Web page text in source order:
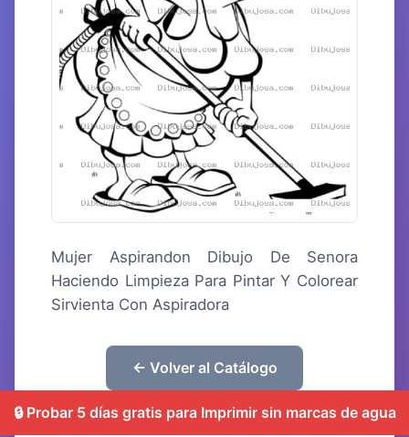
Mujer Aspirandon Dibujo De Senora
Haciendo Limpieza Para Pintar Y Colorear
Sirvienta Con Aspiradora
← Volver al Catálogo
🔒 Probar 5 días gratis para Imprimir sin marcas de agua